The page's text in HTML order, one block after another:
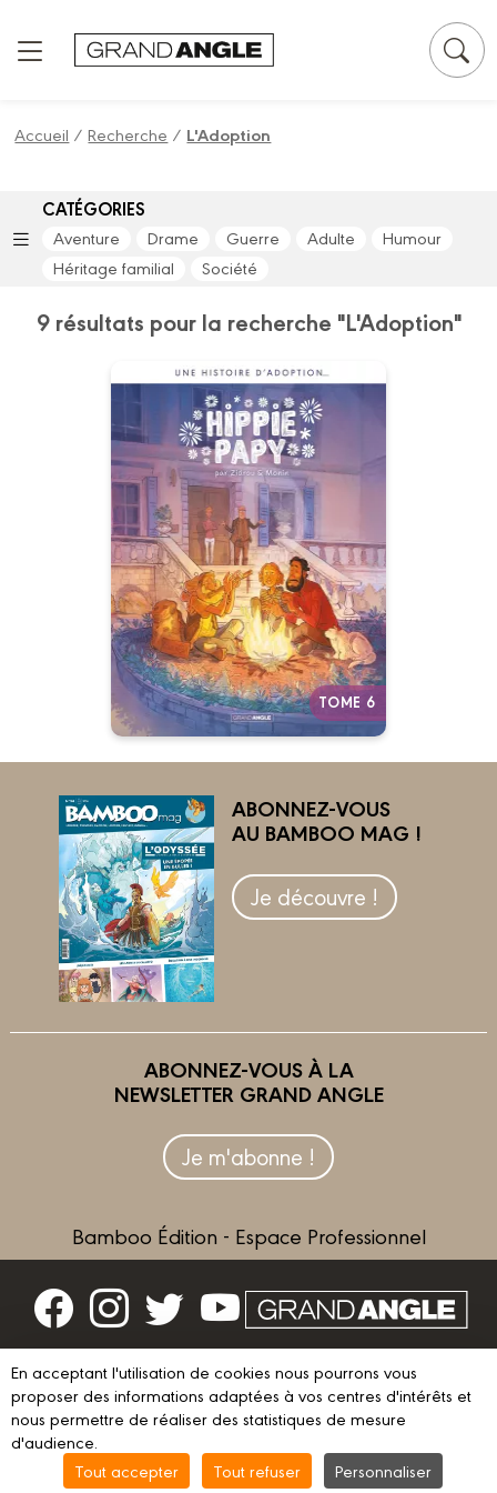
Accueil /Recherche / L'Adoption
CATÉGORIES
Aventure Drame Guerre Adulte
Humour
Héritage familial
Société
9 résultats pour la recherche "L'Adoption"
TOME 6
Une histoire
d'adoption...-
Hippie papy -
Histoire complète
Date de parution :
29/04/2026
Et si le vrai héritage n’était pas
celui du sang, mais celui du
cœur ?
Autres tomes
ABONNEZ-VOUS
AU BAMBOO MAG !
Je découvre !
ABONNEZ-VOUS À LA
NEWSLETTER GRAND ANGLE
Je m'abonne !
Bamboo Édition - Espace Professionnel
Contactez-nous
Devenir partenaire
© 2023 GRAND ANGLE Mentions légales Conditions d’utilisation
En acceptant l'utilisation de cookies nous pourrons vous
proposer des informations adaptées à vos centres d'intérêts et
nous permettre de réaliser des statistiques de mesure
d'audience.
Tout accepter
Tout refuser Personnaliser